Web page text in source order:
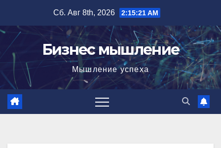
содержимому
Сб. Авг 8th, 2026 2:15:22 AM
Бизнес мышление
Мышление успеха